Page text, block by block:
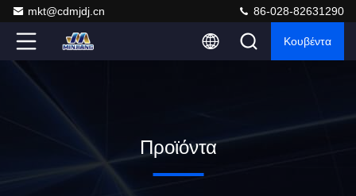
mkt@cdmjdj.cn 86-028-82631290
Κουβέντα
Προϊόντα